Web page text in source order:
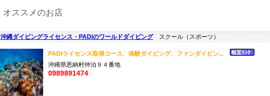
オススメのお店
沖縄ダイビングライセンス・PADIのワールドダイビングスクール（スポーツ）
PADIライセンス取得コース、体験ダイビング、ファンダイビン...
沖縄県恩納村仲泊９４番地
0989891474